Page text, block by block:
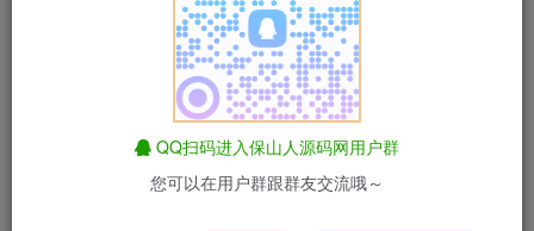
<!-- 代码生成 -->
<dependency>
<groupId >org.mdd</groupId
<artifactId >like-generator
<version>1.0.0</version
QQ扫码进入保山人源码网用户群
您可以在用户群跟群友交流哦～